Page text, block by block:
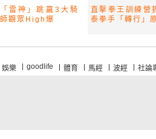
「雷神」跳贏3大騎
師觀眾High爆
直擊拳王訓練營
泰拳手「轉行」
娛樂 goodlife 體育 馬經 波經 社論